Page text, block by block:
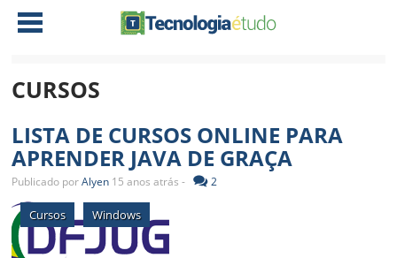
NOTÍCIAS
AMD
INTEL
ATI
NVIDIA
TABLETS
CELULAR
IOS
NOKIA
JOGOS
DOWNLOADS
CURSOS
LISTA DE CURSOS ONLINE PARA
APRENDER JAVA DE GRAÇA
Publicado porAlyen 15 anos atrás - 2
Cursos Windows